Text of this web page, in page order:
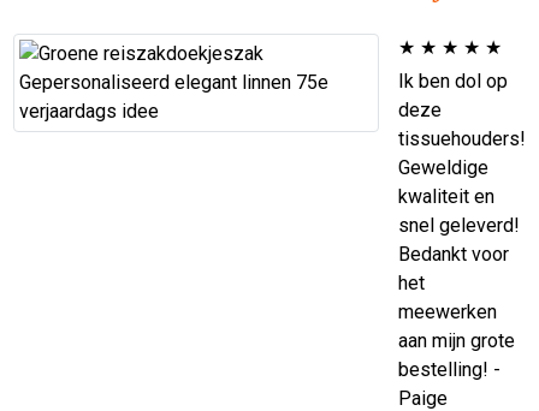
★ ★ ★ ★ ★
Ik ben dol op
deze
tissuehouders!
Geweldige
kwaliteit en
snel geleverd!
Bedankt voor
het
meewerken
aan mijn grote
bestelling! -
Paige